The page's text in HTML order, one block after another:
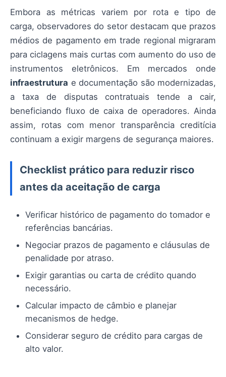
Embora as métricas variem por rota e tipo de
carga, observadores do setor destacam que prazos
médios de pagamento em trade regional migraram
para ciclagens mais curtas com aumento do uso de
instrumentos eletrônicos. Em mercados onde
infraestrutura e documentação são modernizadas,
a taxa de disputas contratuais tende a cair,
beneficiando fluxo de caixa de operadores. Ainda
assim, rotas com menor transparência creditícia
continuam a exigir margens de segurança maiores.
Checklist prático para reduzir risco
antes da aceitação de carga
Verificar histórico de pagamento do tomador e
referências bancárias.
Negociar prazos de pagamento e cláusulas de
penalidade por atraso.
Exigir garantias ou carta de crédito quando
necessário.
Calcular impacto de câmbio e planejar
mecanismos de hedge.
Considerar seguro de crédito para cargas de
alto valor.